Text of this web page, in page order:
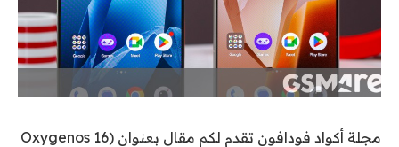
مجلة أكواد فودافون تقدم لكم مقال بعنوان (Oxygenos 16